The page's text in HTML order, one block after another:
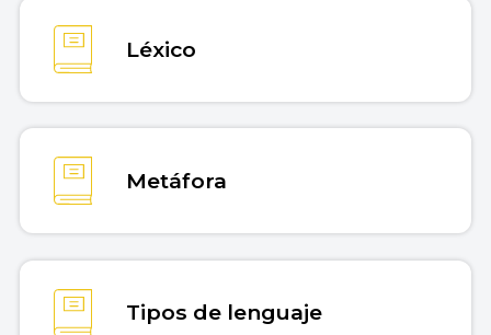
Léxico
Metáfora
Tipos de lenguaje